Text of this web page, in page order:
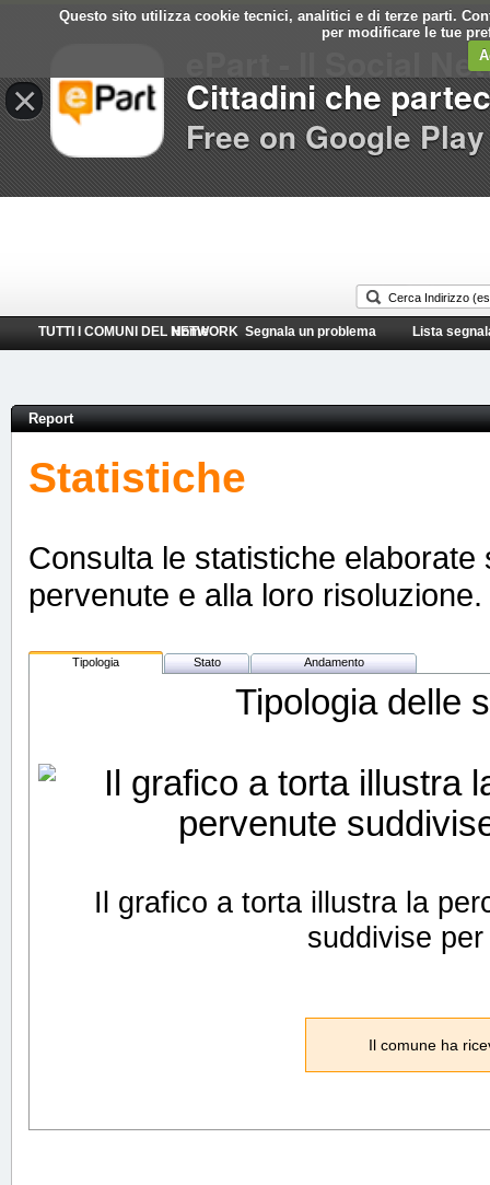
Questo sito utilizza cookie tecnici, analitici e di terze parti.
per modificare le tue
TUTTI I COMUNI DEL NETWORK
Home Segnala un problema Lista
Report
Statistiche
Consulta le statistiche
pervenute e alla loro risoluzione.
Tipologia Stato Andamento
Tipologia delle
Il grafico a torta illustra la
suddivise
Il comune ha
×
ePart - Il Social
Cittadini che
Free on Google Play